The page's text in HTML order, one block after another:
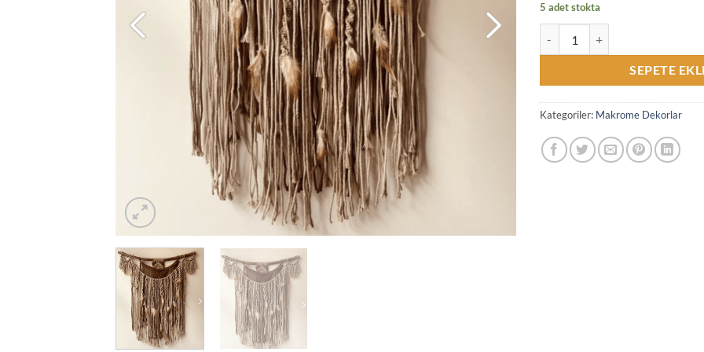
5 adet stokta
SEPETE
Kategoriler: Makrome Dekorlar